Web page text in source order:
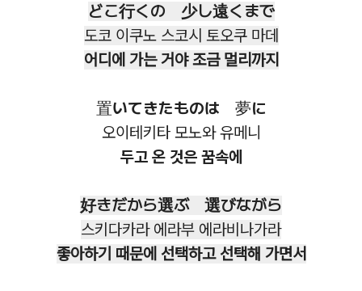
どこ行くの 少し遠くまで
도코 이쿠노 스코시 토오쿠 마데
어디에 가는 거야 조금 멀리까지
置いてきたものは 夢に
오이테키타 모노와 유메니
두고 온 것은 꿈속에
好きだから選ぶ 選びながら
스키다카라 에라부 에라비나가라
좋아하기 때문에 선택하고 선택해 가면서